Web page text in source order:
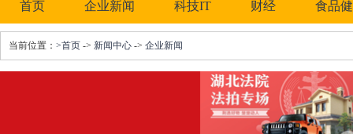
首页 企业新闻 科技IT 财经 食品
当前位置： >首页 -> 新闻中心 -> 企业新闻